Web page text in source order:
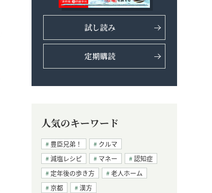
試し読み
定期購読
人気のキーワード
豊臣兄弟！
クルマ
減塩レシピ
マネー
認知症
定年後の歩き方
老人ホーム
京都
漢方